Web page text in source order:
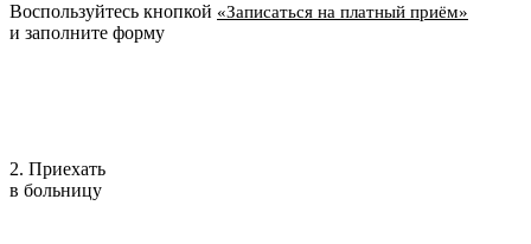
Воспользуйтесь кнопкой «Записаться на платный приём»
и заполните форму
2. Приехать
в больницу